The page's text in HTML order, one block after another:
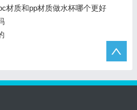
材质和pp材质做水杯哪个更好